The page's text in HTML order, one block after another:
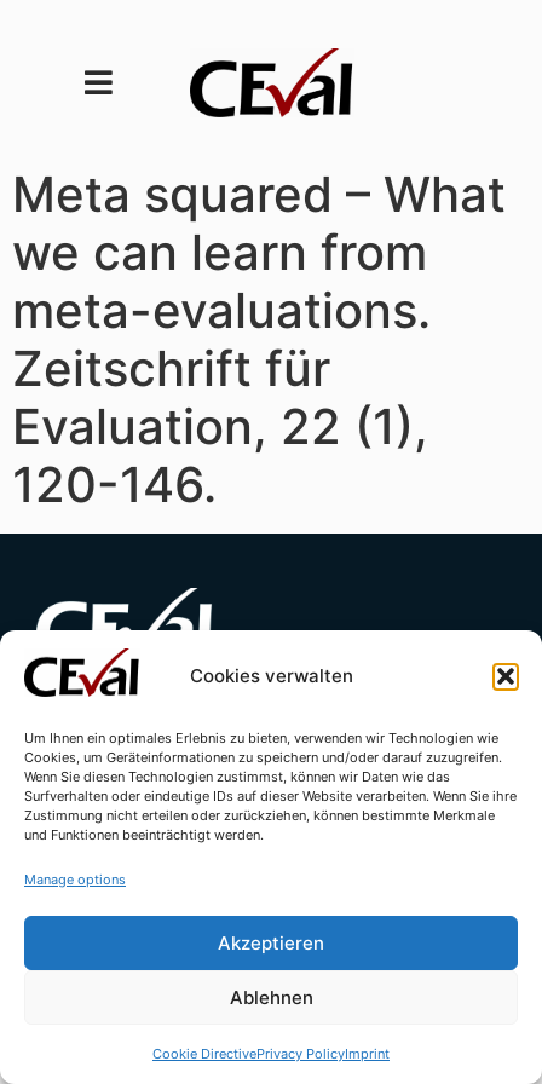
Cookies verwalten
Um Ihnen ein optimales Erlebnis zu bieten, verwenden wir Technologien wie
Cookies, um Geräteinformationen zu speichern und/oder darauf zuzugreifen.
Wenn Sie diesen Technologien zustimmst, können wir Daten wie das
Surfverhalten oder eindeutige IDs auf dieser Website verarbeiten. Wenn Sie ihre
Zustimmung nicht erteilen oder zurückziehen, können bestimmte Merkmale
und Funktionen beeinträchtigt werden.
Manage options
Akzeptieren
Ablehnen
Cookie DirectivePrivacy PolicyImprint
Meta squared – What
we can learn from
meta-evaluations.
Zeitschrift für
Evaluation, 22 (1),
120-146.
Cookie Directive (EU)
© All rights reserved - CEval GmbH 2026 | webdesign by